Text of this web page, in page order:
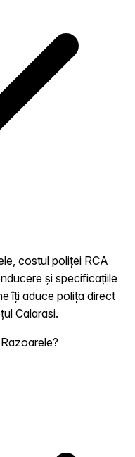
costul poliței RCA
și specificațiile
îți aduce polița direct
Calarasi.